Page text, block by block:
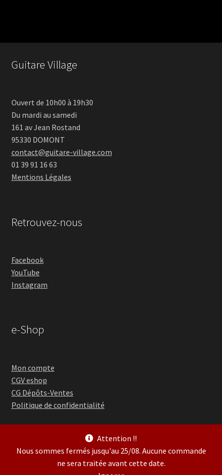
Attention !!
Nous sommes fermés jusqu'au 25/08. Aucune commande
ne sera traitée avant cette date.
189 €. 151 €.
Guitare Village
Ouvert de 10h00 à 19h30
Du mardi au samedi
161 av Jean Rostand
95330 DOMONT
contact@guitare-village.com
01 39 91 16 63
Mentions Légales
Retrouvez-nous
Facebook
YouTube
Instagram
e-Shop
Mon compte
CGV eshop
CG Dépôts-Ventes
Politique de confidentialité
© Guitare Village 2026